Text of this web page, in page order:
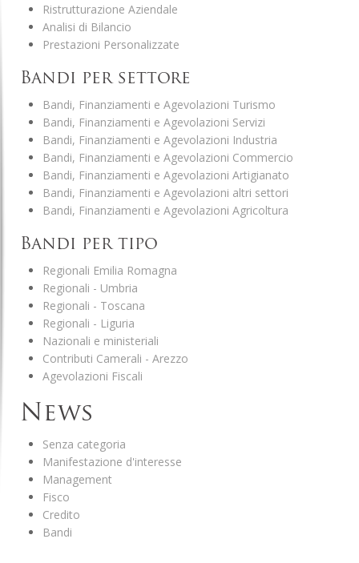
Ristrutturazione Aziendale
Analisi di Bilancio
Prestazioni Personalizzate
Bandi per settore
Bandi, Finanziamenti e Agevolazioni Turismo
Bandi, Finanziamenti e Agevolazioni Servizi
Bandi, Finanziamenti e Agevolazioni Industria
Bandi, Finanziamenti e Agevolazioni Commercio
Bandi, Finanziamenti e Agevolazioni Artigianato
Bandi, Finanziamenti e Agevolazioni altri settori
Bandi, Finanziamenti e Agevolazioni Agricoltura
Bandi per tipo
Regionali Emilia Romagna
Regionali - Umbria
Regionali - Toscana
Regionali - Liguria
Nazionali e ministeriali
Contributi Camerali - Arezzo
Agevolazioni Fiscali
News
Senza categoria
Manifestazione d'interesse
Management
Fisco
Credito
Bandi